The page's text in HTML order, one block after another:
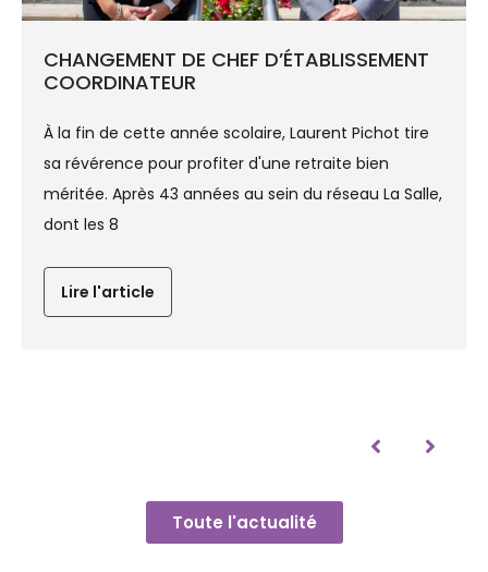
CHANGEMENT DE CHEF D’ÉTABLISSEMENT
COORDINATEUR
À la fin de cette année scolaire, Laurent Pichot tire
sa révérence pour profiter d'une retraite bien
méritée. Après 43 années au sein du réseau La Salle,
dont les 8
Lire l'article
Toute l'actualité